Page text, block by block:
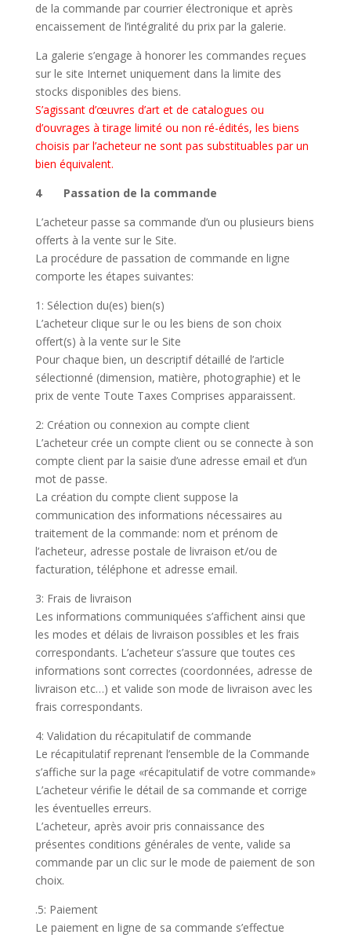
de la commande par courrier électronique et après
encaissement de l’intégralité du prix par la galerie.
La galerie s’engage à honorer les commandes reçues
sur le site Internet uniquement dans la limite des
stocks disponibles des biens.
S’agissant d’œuvres d’art et de catalogues ou
d’ouvrages à tirage limité ou non ré-édités, les biens
choisis par l’acheteur ne sont pas substituables par un
bien équivalent.
4 Passation de la commande
L’acheteur passe sa commande d’un ou plusieurs biens
offerts à la vente sur le Site.
La procédure de passation de commande en ligne
comporte les étapes suivantes:
1: Sélection du(es) bien(s)
L’acheteur clique sur le ou les biens de son choix
offert(s) à la vente sur le Site
Pour chaque bien, un descriptif détaillé de l’article
sélectionné (dimension, matière, photographie) et le
prix de vente Toute Taxes Comprises apparaissent.
2: Création ou connexion au compte client
L’acheteur crée un compte client ou se connecte à son
compte client par la saisie d’une adresse email et d’un
mot de passe.
La création du compte client suppose la
communication des informations nécessaires au
traitement de la commande: nom et prénom de
l’acheteur, adresse postale de livraison et/ou de
facturation, téléphone et adresse email.
3: Frais de livraison
Les informations communiquées s’affichent ainsi que
les modes et délais de livraison possibles et les frais
correspondants. L’acheteur s’assure que toutes ces
informations sont correctes (coordonnées, adresse de
livraison etc…) et valide son mode de livraison avec les
frais correspondants.
4: Validation du récapitulatif de commande
Le récapitulatif reprenant l’ensemble de la Commande
s’affiche sur la page «récapitulatif de votre commande»
L’acheteur vérifie le détail de sa commande et corrige
les éventuelles erreurs.
L’acheteur, après avoir pris connaissance des
présentes conditions générales de vente, valide sa
commande par un clic sur le mode de paiement de son
choix.
.5: Paiement
Le paiement en ligne de sa commande s’effectue